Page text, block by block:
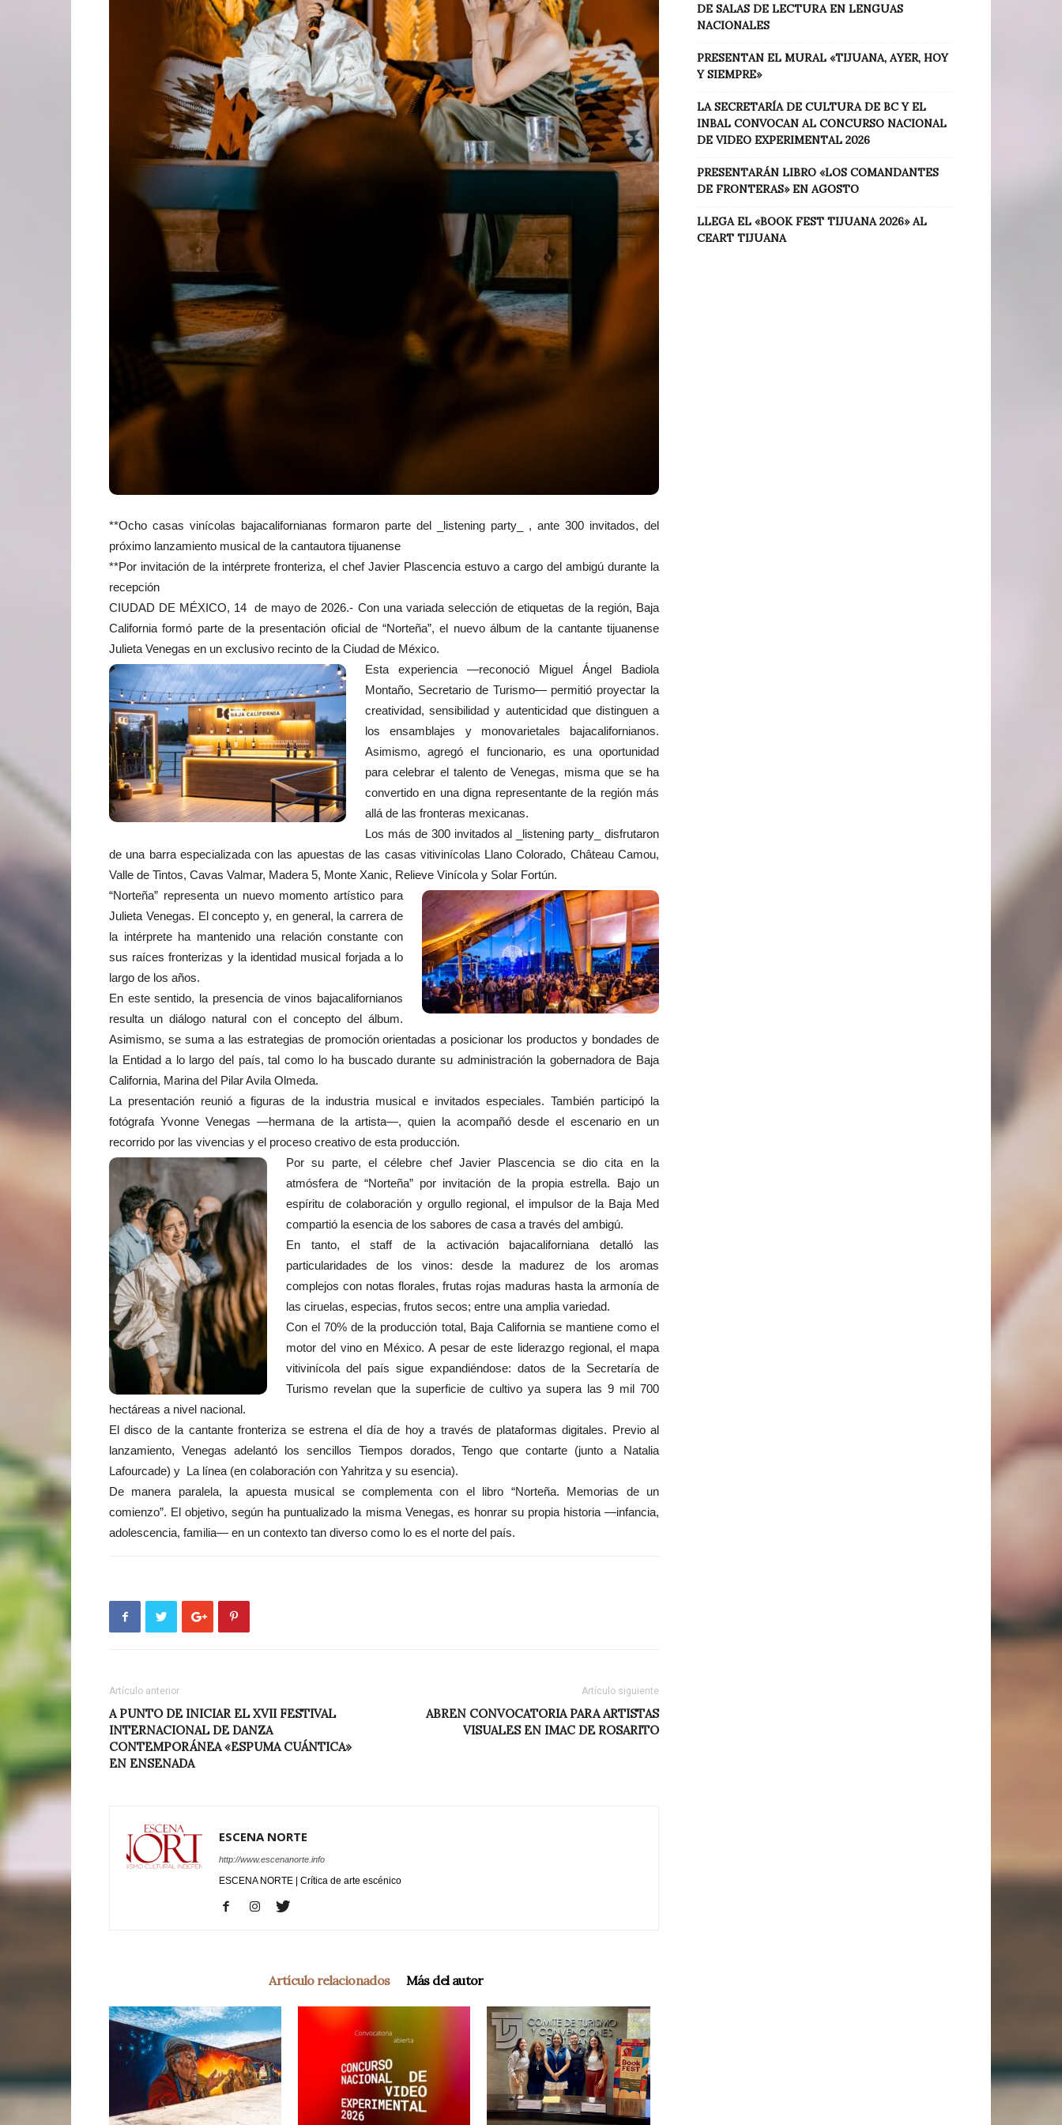
**Ocho casas vinícolas bajacalifornianas formaron parte del _listening party_ , ante 300 invitados, del
próximo lanzamiento musical de la cantautora tijuanense
**Por invitación de la intérprete fronteriza, el chef Javier Plascencia estuvo a cargo del ambigú durante la
recepción
CIUDAD DE MÉXICO, 14 de mayo de 2026.- Con una variada selección de etiquetas de la región, Baja
California formó parte de la presentación oficial de “Norteña”, el nuevo álbum de la cantante tijuanense
Julieta Venegas en un exclusivo recinto de la Ciudad de México.
Esta experiencia —reconoció Miguel Ángel Badiola
Montaño, Secretario de Turismo— permitió proyectar la
creatividad, sensibilidad y autenticidad que distinguen a
los ensamblajes y monovarietales bajacalifornianos.
Asimismo, agregó el funcionario, es una oportunidad
para celebrar el talento de Venegas, misma que se ha
convertido en una digna representante de la región más
allá de las fronteras mexicanas.
Los más de 300 invitados al _listening party_ disfrutaron
de una barra especializada con las apuestas de las casas vitivinícolas Llano Colorado, Château Camou,
Valle de Tintos, Cavas Valmar, Madera 5, Monte Xanic, Relieve Vinícola y Solar Fortún.
“Norteña” representa un nuevo momento artístico para
Julieta Venegas. El concepto y, en general, la carrera de
la intérprete ha mantenido una relación constante con
sus raíces fronterizas y la identidad musical forjada a lo
largo de los años.
En este sentido, la presencia de vinos bajacalifornianos
resulta un diálogo natural con el concepto del álbum.
Asimismo, se suma a las estrategias de promoción orientadas a posicionar los productos y bondades de
la Entidad a lo largo del país, tal como lo ha buscado durante su administración la gobernadora de Baja
California, Marina del Pilar Avila Olmeda.
La presentación reunió a figuras de la industria musical e invitados especiales. También participó la
fotógrafa Yvonne Venegas —hermana de la artista—, quien la acompañó desde el escenario en un
recorrido por las vivencias y el proceso creativo de esta producción.
Por su parte, el célebre chef Javier Plascencia se dio cita en la
atmósfera de “Norteña” por invitación de la propia estrella. Bajo un
espíritu de colaboración y orgullo regional, el impulsor de la Baja Med
compartió la esencia de los sabores de casa a través del ambigú.
En tanto, el staff de la activación bajacaliforniana detalló las
particularidades de los vinos: desde la madurez de los aromas
complejos con notas florales, frutas rojas maduras hasta la armonía de
las ciruelas, especias, frutos secos; entre una amplia variedad.
Con el 70% de la producción total, Baja California se mantiene como el
motor del vino en México. A pesar de este liderazgo regional, el mapa
vitivinícola del país sigue expandiéndose: datos de la Secretaría de
Turismo revelan que la superficie de cultivo ya supera las 9 mil 700
hectáreas a nivel nacional.
El disco de la cantante fronteriza se estrena el día de hoy a través de plataformas digitales. Previo al
lanzamiento, Venegas adelantó los sencillos Tiempos dorados, Tengo que contarte (junto a Natalia
Lafourcade) y La línea (en colaboración con Yahritza y su esencia).
De manera paralela, la apuesta musical se complementa con el libro “Norteña. Memorias de un
comienzo”. El objetivo, según ha puntualizado la misma Venegas, es honrar su propia historia —infancia,
adolescencia, familia— en un contexto tan diverso como lo es el norte del país.
Artículo anterior
A PUNTO DE INICIAR EL XVII FESTIVAL
INTERNACIONAL DE DANZA
CONTEMPORÁNEA «ESPUMA CUÁNTICA»
EN ENSENADA
Artículo siguiente
ABREN CONVOCATORIA PARA ARTISTAS
VISUALES EN IMAC DE ROSARITO
ESCENA NORTE
http://www.escenanorte.info
ESCENA NORTE | Crítica de arte escénico
Artículo relacionados Más del autor
DE SALAS DE LECTURA EN LENGUAS
NACIONALES
PRESENTAN EL MURAL «TIJUANA, AYER, HOY
Y SIEMPRE»
LA SECRETARÍA DE CULTURA DE BC Y EL
INBAL CONVOCAN AL CONCURSO NACIONAL
DE VIDEO EXPERIMENTAL 2026
PRESENTARÁN LIBRO «LOS COMANDANTES
DE FRONTERAS» EN AGOSTO
LLEGA EL «BOOK FEST TIJUANA 2026» AL
CEART TIJUANA